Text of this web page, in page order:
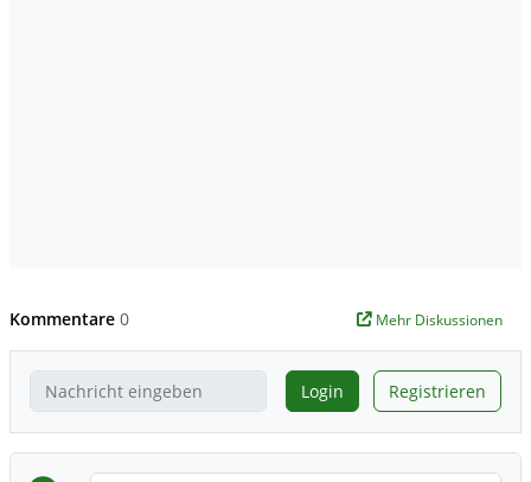
Kommentare 0 Mehr Diskussionen
Login Registrieren